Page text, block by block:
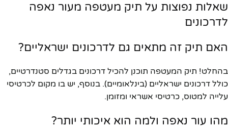
שאלות נפוצות על תיק מעטפה מעור נאפה
לדרכונים
האם תיק זה מתאים גם לדרכונים ישראליים?
בהחלט! תיק המעטפה תוכנן להכיל דרכונים בגדלים סטנדרטיים,
כולל דרכונים ישראליים (בינלאומיים). בנוסף, יש בו מקום לכרטיסי
עלייה למטוס, כרטיסי אשראי ומזומן.
מהו עור נאפה ולמה הוא איכותי יותר?